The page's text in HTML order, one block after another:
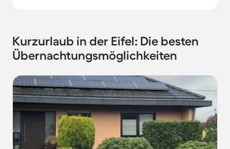
Kurzurlaub in der Eifel: Die besten
Übernachtungsmöglichkeiten